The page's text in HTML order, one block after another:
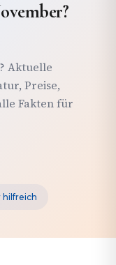
Aktuelle
Preise,
Fakten für
hilfreich